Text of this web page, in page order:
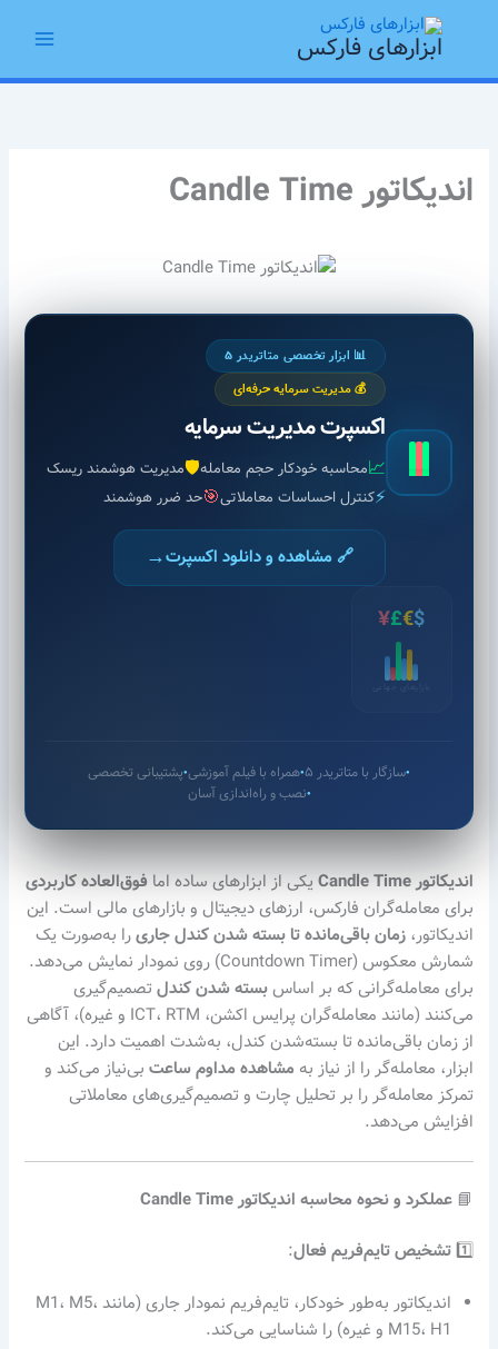
ابزارهای فارکس
اندیکاتور Candle Time
📊 ابزار تخصصی متاتریدر ۵
💰 مدیریت سرمایه حرفه‌ای
اکسپرت مدیریت سرمایه
📈محاسبه خودکار حجم معامله🛡️مدیریت هوشمند ریسک
⚡کنترل احساسات معاملاتی🎯حد ضرر هوشمند
🔗 مشاهده و دانلود اکسپرت→
$
€
£
¥
بازارهای جهانی
●سازگار با متاتریدر ۵ ●همراه با فیلم آموزشی●پشتیبانی تخصصی
●نصب و راه‌اندازی آسان
اندیکاتور Candle Time یکی از ابزارهای ساده اما فوق‌العاده کاربردی
برای معامله‌گران فارکس، ارزهای دیجیتال و بازارهای مالی است. این
اندیکاتور،زمان باقی‌مانده تا بسته شدن کندل جاریرا به‌صورت یک
شمارش معکوس (Countdown Timer) روی نمودار نمایش می‌دهد.
برای معامله‌گرانی که بر اساسبسته شدن کندلتصمیم‌گیری
می‌کنند (مانند معامله‌گران پرایس اکشن، ICT، RTM و غیره)، آگاهی
از زمان باقی‌مانده تا بسته‌شدن کندل، به‌شدت اهمیت دارد. این
ابزار، معامله‌گر را از نیاز به مشاهده مداوم ساعت بی‌نیاز می‌کند و
تمرکز معامله‌گر را بر تحلیل چارت و تصمیم‌گیری‌های معاملاتی
افزایش می‌دهد.
📘عملکرد و نحوه محاسبه اندیکاتور Candle Time
1️⃣ تشخیص تایم‌فریم فعال:
اندیکاتور به‌طور خودکار، تایم‌فریم نمودار جاری (مانند M1، M5،
M15، H1 و غیره) را شناسایی می‌کند.